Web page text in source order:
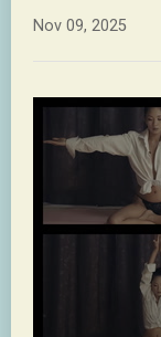
Nov 09, 2025
of